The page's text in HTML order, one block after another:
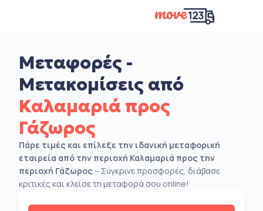
Μεταφορές -
Μετακομίσεις από
Καλαμαριά προς
Γάζωρος
Πάρε τιμές και επίλεξε την ιδανική μεταφορική
εταιρεία από την περιοχή Καλαμαριά προς την
περιοχή Γάζωρος – Σύγκρινε προσφορές, διάβασε
κριτικές και κλείσε τη μεταφορά σου online!